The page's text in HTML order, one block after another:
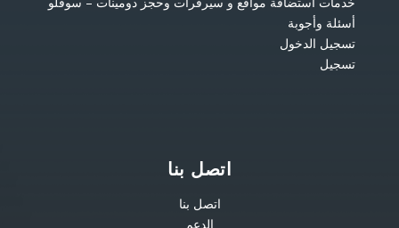
أسئلة وأجوبة
تسجيل الدخول
تسجيل
اتصل بنا
اتصل بنا
الدعم